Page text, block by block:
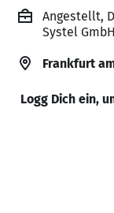
Angestellt,
Systel GmbH
Frankfurt
Logg Dich ein,